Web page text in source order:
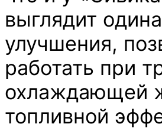
выглядит
улучшения,
работать при
охлаждающей
топливной